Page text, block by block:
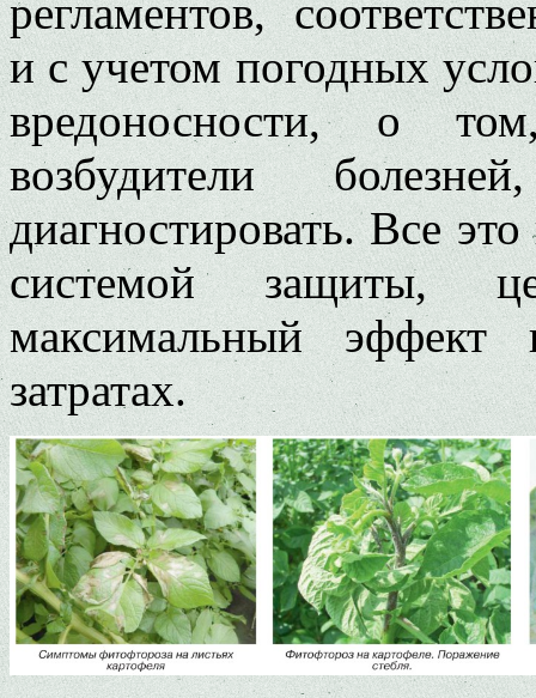
регламентов,
и с учетом погодных
вредоносности, о
возбудители
диагностировать. Все
системой защиты,
максимальный
затратах.